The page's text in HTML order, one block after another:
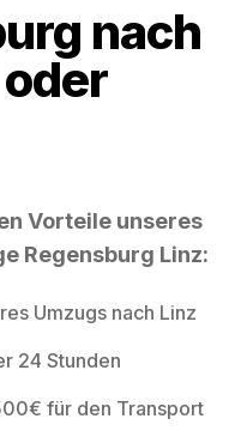
nach
Vorteile unseres
Regensburg Linz:
Umzugs nach Linz
24 Stunden
für den Transport